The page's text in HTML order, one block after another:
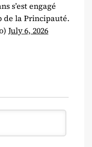
s’est engagé
de la Principauté.
July 6, 2026